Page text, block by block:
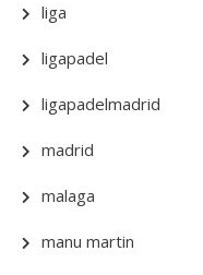
liga
ligapadel
ligapadelmadrid
madrid
malaga
manu martin